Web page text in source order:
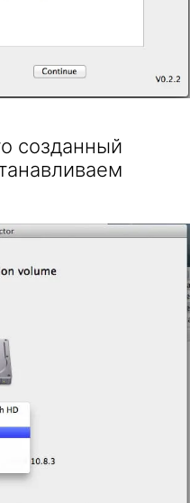
созданный